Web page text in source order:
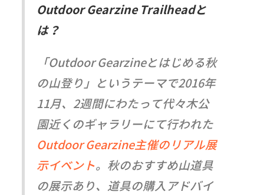
Outdoor Gearzine Trailheadと
は？
「Outdoor Gearzineとはじめる秋
の山登り」というテーマで2016年
11月、2週間にわたって代々木公
園近くのギャラリーにて行われた
Outdoor Gearzine主催のリアル展
示イベント。秋のおすすめ山道具
の展示あり、道具の購入アドバイ